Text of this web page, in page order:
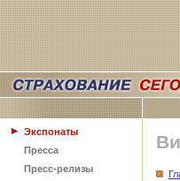
Экспонаты
Пресса
Пресс-релизы